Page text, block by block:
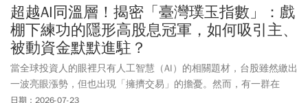
超越AI同溫層！揭密「臺灣璞玉指數」：戲
棚下練功的隱形高股息冠軍，如何吸引主、
被動資金默默進駐？
當全球投資人的眼裡只有人工智慧（AI）的相關題材，台股雖然繳出
一波亮眼漲勢，但也出現「擁擠交易」的擔憂。然而，有一群在
「戲棚下練功」的潛力新星，因具備極高的殖利率與穩健體質，被
日期：2026-07-23